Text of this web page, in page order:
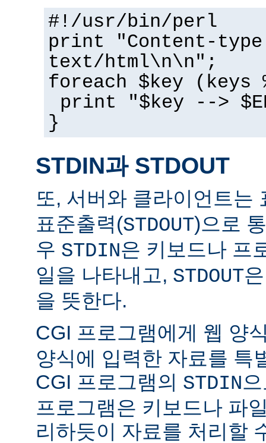
#!/usr/bin/perl
print "Content-
text/html\n\n";
foreach $key (keys
print "$key -->
}
STDIN과 STDOUT
또, 서버와 클라이언트는
표준출력(STDOUT)으로
우 STDIN은 키보드나 프
일을 나타내고, STDOUT
을 뜻한다.
CGI 프로그램에게 웹 양
양식에 입력한 자료를 특
CGI 프로그램의 STDIN
프로그램은 키보드나 파
리하듯이 자료를 처리할